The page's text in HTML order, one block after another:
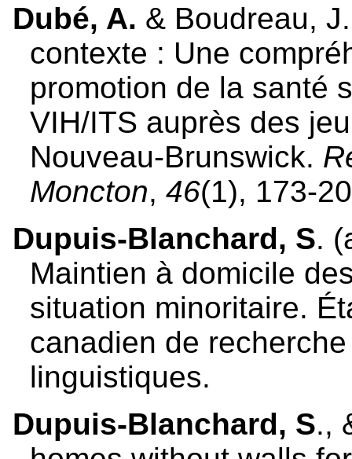
Dubé, A. & Boudreau,
contexte : Une
promotion de la santé
VIH/ITS auprès des
Nouveau-Brunswick.
Moncton, 46(1), 173-
Dupuis-Blanchard, S.
Maintien à domicile
situation minoritaire.
canadien de
linguistiques.
Dupuis-Blanchard, S.,